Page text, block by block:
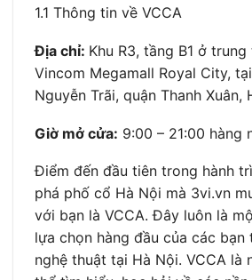
1.1 Thông tin về VCCA
Địa chỉ: Khu R3, tầng B1 ở
Vincom Megamall Royal City,
Nguyễn Trãi, quận Thanh Xuân,
Giờ mở cửa: 9:00 – 21:00 hàng
Điểm đến đầu tiên trong hành
phá phố cổ Hà Nội mà 3vi.vn
với bạn là VCCA. Đây luôn là
lựa chọn hàng đầu của các bạn
nghệ thuật tại Hà Nội. VCCA là